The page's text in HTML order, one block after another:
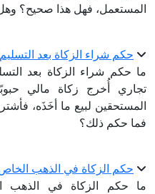
المستعمل، فهل هذا صحيح؟
حكم شراء الزكاة بعد التسليم
ما حكم شراء الزكاة بعد
تجاري أُخرج زكاة مالي
المستحقين لبيع ما أخَذَه،
فما حكم ذلك؟
حكم الزكاة في الذهب الخاص
ما حكم الزكاة في الذهب